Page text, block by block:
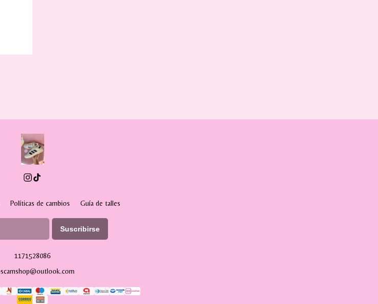
Políticas de cambios Guía de talles
Suscribirse
1171528086